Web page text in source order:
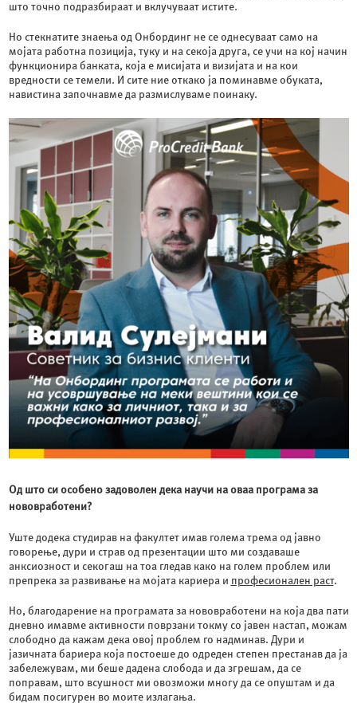
што точно подразбираат и вклучуваат истите.
Но стекнатите знаења од Онбординг не се однесуваат само на
мојата работна позиција, туку и на секоја друга, се учи на кој начин
функционира банката, која е мисијата и визијата и на кои
вредности се темели. И сите ние откако ја поминавме обуката,
навистина започнавме да размислуваме поинаку.
Од што си особено задоволен дека научи на оваа програма за
нововработени?
Уште додека студирав на факултет имав голема трема од јавно
говорење, дури и страв од презентации што ми создаваше
анксиозност и секогаш на тоа гледав како на голем проблем или
препрека за развивање на мојата кариера и професионален раст.
Но, благодарение на програмата за нововработени на која два пати
дневно имавме активности поврзани токму со јавен настап, можам
слободно да кажам дека овој проблем го надминав. Дури и
јазичната бариера која постоеше до одреден степен престанав да ја
забележувам, ми беше дадена слобода и да згрешам, да се
поправам, што всушност ми овозможи многу да се опуштам и да
бидам посигурен во моите излагања.